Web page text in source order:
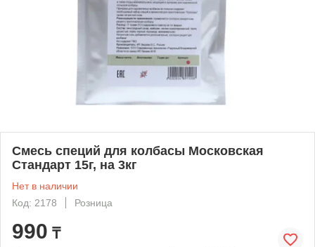
Смесь специй для колбасы Московская
Стандарт 15г, на 3кг
Нет в наличии
Код: 2178
Розница
990 ₸